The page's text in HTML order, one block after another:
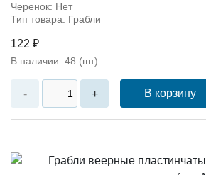
Черенок: Нет
Тип товара: Грабли
122 ₽
В наличии: 48 (шт)
- + В корзину